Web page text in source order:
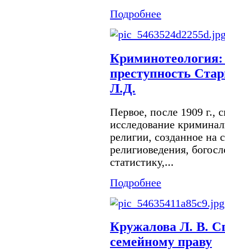
Подробнее
Криминотеология:
преступность
Л.Д.
Первое, после 1909 г.,
исследование
религии, созданное на
религиоведения,
статистику,...
Подробнее
Кружалова Л. В.
семейному праву